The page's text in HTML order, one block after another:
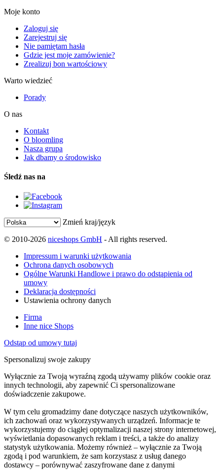
Moje konto
Zaloguj się
Zarejestruj się
Nie pamiętam hasła
Gdzie jest moje zamówienie?
Zrealizuj bon wartościowy
Warto wiedzieć
Porady
O nas
Kontakt
O bloomling
Nasza grupa
Jak dbamy o środowisko
Śledź nas na
Zmień kraj/język
© 2010-2026 niceshops GmbH - All rights reserved.
Impressum i warunki użytkowania
Ochrona danych osobowych
Ogólne Warunki Handlowe i prawo do odstąpienia od
umowy
Deklaracja dostępności
Ustawienia ochrony danych
Firma
Inne nice Shops
Odstąp od umowy tutaj
Spersonalizuj swoje zakupy
Wyłącznie za Twoją wyraźną zgodą używamy plików cookie oraz
innych technologii, aby zapewnić Ci spersonalizowane
doświadczenie zakupowe.
W tym celu gromadzimy dane dotyczące naszych użytkowników,
ich zachowań oraz wykorzystywanych urządzeń. Informacje te
wykorzystujemy do ciągłej optymalizacji naszej strony internetowej,
wyświetlania dopasowanych reklam i treści, a także do analizy
statystyk użytkowania. Możemy również – wyłącznie za Twoją
zgodą i pod warunkiem, że sam korzystasz z usług danego
dostawcy – porównywać zaszyfrowane dane z danymi